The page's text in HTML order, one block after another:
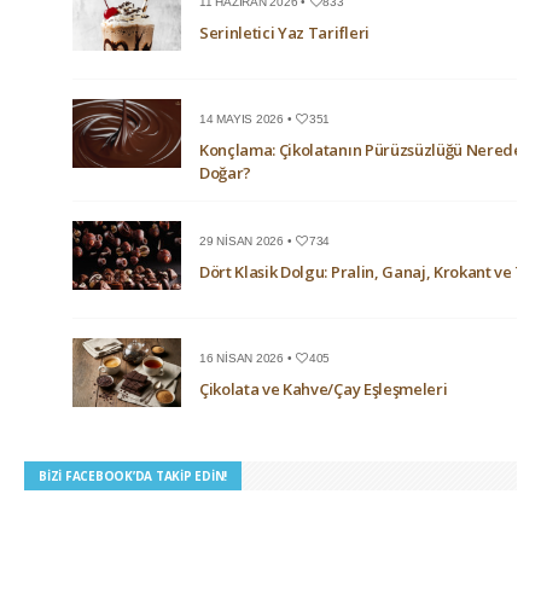
Serinletici Yaz Tarifleri
14 MAYIS 2026 • 351
Konçlama: Çikolatanın Pürüzsüzlüğü Nerede
Doğar?
29 NISAN 2026 • 734
Dört Klasik Dolgu: Pralin, Ganaj, Krokant ve
16 NISAN 2026 • 405
Çikolata ve Kahve/Çay Eşleşmeleri
BIZI FACEBOOK’DA TAKIP EDIN!